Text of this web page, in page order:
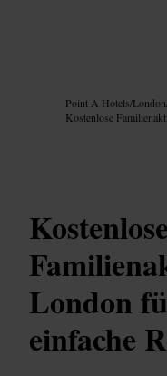
Point A Hotels/London
Kostenlose
Kostenlose
London
einfache